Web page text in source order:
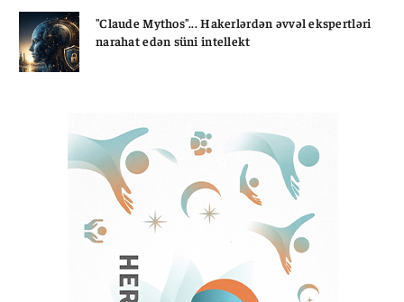
"Claude Mythos"... Hakerlərdən əvvəl ekspertləri
narahat edən süni intellekt